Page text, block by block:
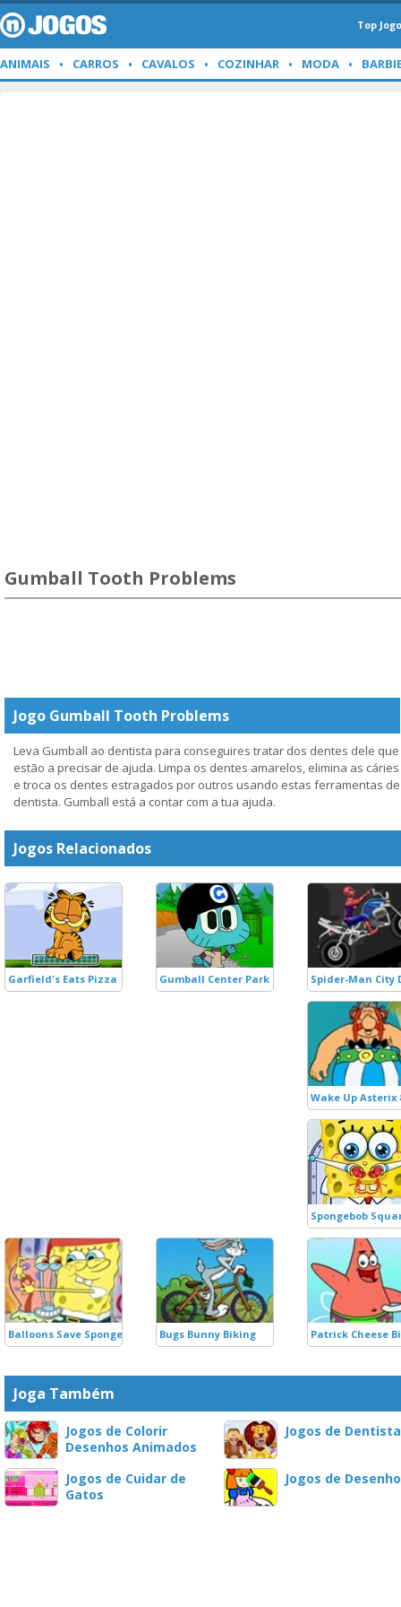
Top
ANIMAIS CARROS CAVALOS COZINHAR MODA
Gumball Tooth Problems
Jogo Gumball Tooth Problems
Leva Gumball ao dentista para conseguires tratar dos dentes dele que
estão a precisar de ajuda. Limpa os dentes amarelos, elimina as cáries
e troca os dentes estragados por outros usando estas ferramentas de
dentista. Gumball está a contar com a tua ajuda.
Jogos Relacionados
Garfield's Eats Pizza Gumball Center Park Spider-Man City
Wake Up Asterix
Spongebob
Balloons Save Spongebob Bugs Bunny Biking Patrick Cheese
Joga Também
Jogos de Colorir
Desenhos Animados
Jogos de
Jogos de Cuidar de
Gatos
Jogos de